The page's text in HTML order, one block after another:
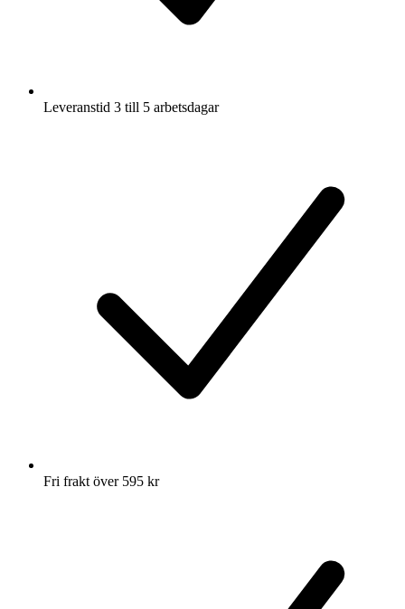
Leveranstid 3 till 5 arbetsdagar
Fri frakt över 595 kr